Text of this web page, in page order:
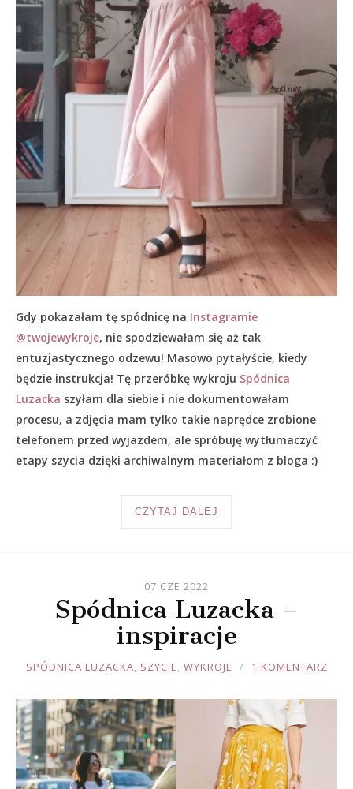
Gdy pokazałam tę spódnicę na Instagramie
@twojewykroje, nie spodziewałam się aż tak
entuzjastycznego odzewu! Masowo pytałyście, kiedy
będzie instrukcja! Tę przeróbkę wykroju Spódnica
Luzacka szyłam dla siebie i nie dokumentowałam
procesu, a zdjęcia mam tylko takie naprędce zrobione
telefonem przed wyjazdem, ale spróbuję wytłumaczyć
etapy szycia dzięki archiwalnym materiałom z bloga :)
CZYTAJ DALEJ
07 CZE 2022
Spódnica Luzacka –
inspiracje
JOULE
SPÓDNICA LUZACKA, SZYCIE, WYKROJE 1 KOMENTARZ